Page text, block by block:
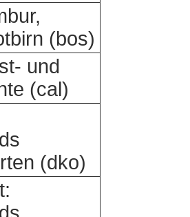
(bos)
und
(cal)
(dko)